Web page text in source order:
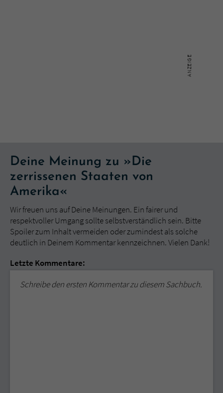
Deine Meinung zu »Die
zerrissenen Staaten von
Amerika«
Wir freuen uns auf Deine Meinungen. Ein fairer und
respektvoller Umgang sollte selbstverständlich sein. Bitte
Spoiler zum Inhalt vermeiden oder zumindest als solche
deutlich in Deinem Kommentar kennzeichnen. Vielen Dank!
Letzte Kommentare:
Schreibe den ersten Kommentar zu diesem Sachbuch.